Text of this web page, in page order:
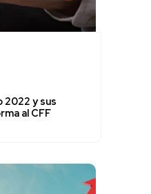
2022 y sus
al CFF